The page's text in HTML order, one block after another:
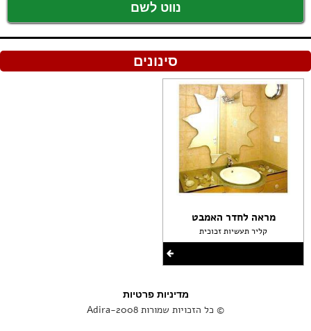
נווט לשם
סינונים
מראה לחדר האמבט
קליר תעשיות זכוכית
מדיניות פרטיות
© כל הזכויות שמורות Adira-2008